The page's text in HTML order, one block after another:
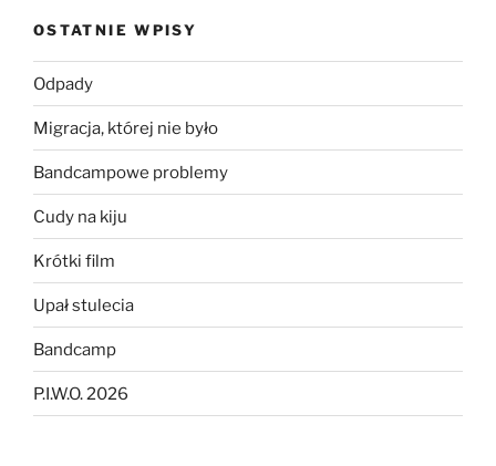
OSTATNIE WPISY
Odpady
Migracja, której nie było
Bandcampowe problemy
Cudy na kiju
Krótki film
Upał stulecia
Bandcamp
P.I.W.O. 2026